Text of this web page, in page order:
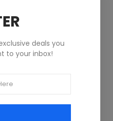
deals you
to your inbox!